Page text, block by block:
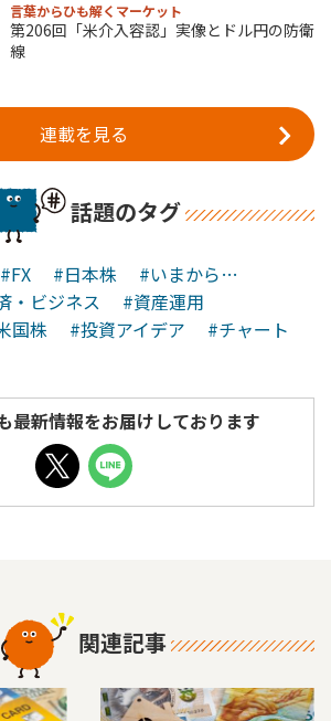
言葉からひも解くマーケット
第206回「米介入容認」実像とドル円の防衛
線
連載を見る
話題のタグ
#FX #日本株
#いまから…
・ビジネス
#資産運用
国株 #投資アイデア
#チャート
最新情報をお届けしております
関連記事